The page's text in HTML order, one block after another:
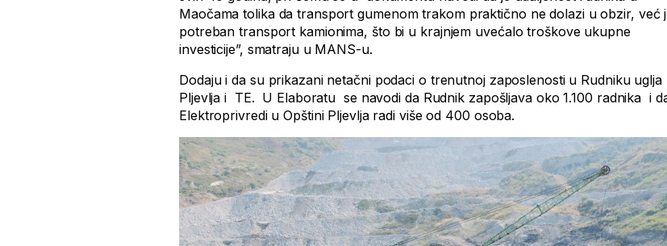
Maočama tolika da transport gumenom trakom praktično ne dolazi u obzir, već
potreban transport kamionima, što bi u krajnjem uvećalo troškove ukupne
investicije”, smatraju u MANS-u.
Dodaju i da su prikazani netačni podaci o trenutnoj zaposlenosti u Rudniku uglja
Pljevlja i TE. U Elaboratu se navodi da Rudnik zapošljava oko 1.100 radnika i
Elektroprivredi u Opštini Pljevlja radi više od 400 osoba.